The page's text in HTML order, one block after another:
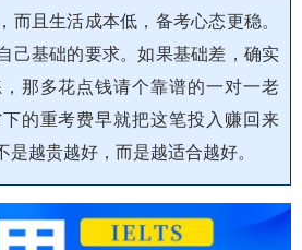
而且生活成本低，备考心态更稳。
己基础的要求。如果基础差，确实
那多花点钱请个靠谱的一对一老
的重考费早就把这笔投入赚回来
越贵越好，而是越适合越好。